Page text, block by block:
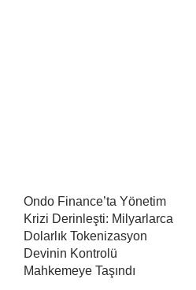
Ondo Finance’ta Yönetim
Krizi Derinleşti: Milyarlarca
Dolarlık Tokenizasyon
Devinin Kontrolü
Mahkemeye Taşındı